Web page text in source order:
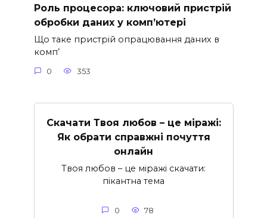
Роль процесора: ключовий пристрій
обробки даних у комп’ютері
Що таке пристрій опрацювання даних в
комп’
0 353
Скачати Твоя любов – це міражі:
Як обрати справжні почуття
онлайн
Твоя любов – це міражі скачати:
пікантна тема
0 78